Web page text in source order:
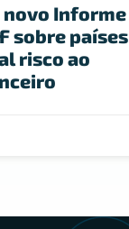
novo Informe
sobre países
risco ao